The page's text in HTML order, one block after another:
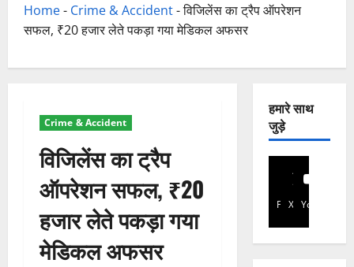
Home- Crime & Accident-विजिलेंस का ट्रैप ऑपरेशन
सफल, ₹20 हजार लेते पकड़ा गया मेडिकल अफसर
Crime & Accident
विजिलेंस का ट्रैप
ऑपरेशन सफल, ₹20
हजार लेते पकड़ा गया
मेडिकल अफसर
हमारे साथ
जुड़े
Facebook
X YouTube